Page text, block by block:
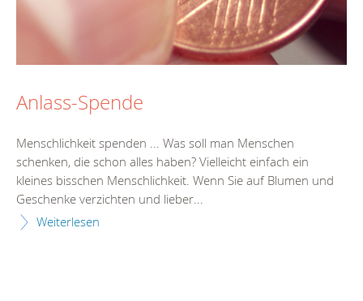
Anlass-Spende
Menschlichkeit spenden ... Was soll man Menschen
schenken, die schon alles haben? Vielleicht einfach ein
kleines bisschen Menschlichkeit. Wenn Sie auf Blumen und
Geschenke verzichten und lieber...
Weiterlesen